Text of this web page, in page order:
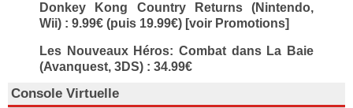
Donkey Kong Country Returns (Nintendo,
Wii) : 9.99€ (puis 19.99€) [voir Promotions]
Les Nouveaux Héros: Combat dans La Baie
(Avanquest, 3DS) : 34.99€
Console Virtuelle